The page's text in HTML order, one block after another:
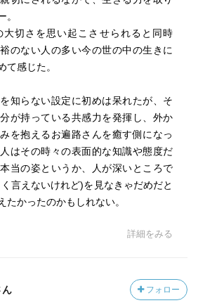
。
大切さを思い起こさせられると同時
のない人の多い今の世の中の生きに
て感じた。
知らない設定に初めは呆れたが、そ
が持っている共感力を発揮し、外か
を抱えるお遍路さんを癒す側になっ
はその時々の表面的な知識や態度だ
当の姿というか、人が深いところで
言えないけれど)を見なきゃだめだと
たかったのかもしれない。
詳細をみる
ん フォロー